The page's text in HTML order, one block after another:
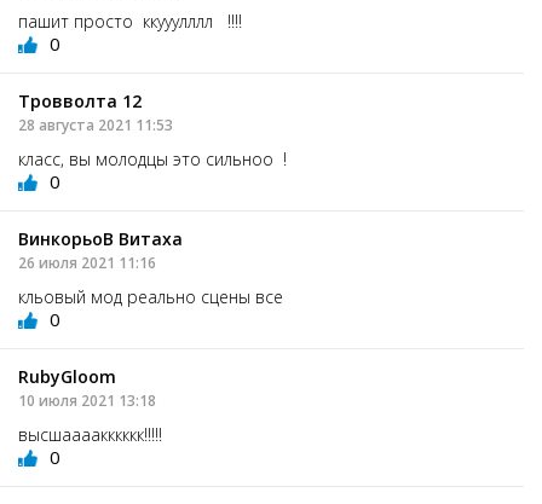
пашит просто ккууулллл !!!!
0
Тровволта 12
28 августа 2021 11:53
класс, вы молодцы это сильноо !
0
ВинкорьоВ Витаха
26 июля 2021 11:16
кльовый мод реально сцены все
0
RubyGloom
10 июля 2021 13:18
высшаааакккккк!!!!!
0